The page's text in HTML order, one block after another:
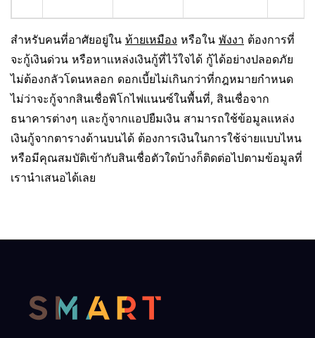
สำหรับคนที่อาศัยอยู่ใน ท้ายเหมือง หรือใน พังงา ต้องการที่
จะกู้เงินด่วน หรือหาแหล่งเงินกู้ที่ไว้ใจได้ กู้ได้อย่างปลอดภัย
ไม่ต้องกลัวโดนหลอก ดอกเบี้ยไม่เกินกว่าที่กฎหมายกำหนด
ไม่ว่าจะกู้จากสินเชื่อพิโกไฟแนนซ์ในพื้นที่, สินเชื่อจาก
ธนาคารต่างๆ และกู้จากแอปยืมเงิน สามารถใช้ข้อมูลแหล่ง
เงินกู้จากตารางด้านบนได้ ต้องการเงินในการใช้จ่ายแบบไหน
หรือมีคุณสมบัติเข้ากับสินเชื่อตัวใดบ้างก็ติดต่อไปตามข้อมูลที่
เรานำเสนอได้เลย